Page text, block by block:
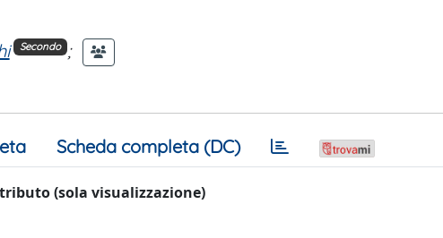
Secondo
;
Scheda completa (DC)
(sola visualizzazione)